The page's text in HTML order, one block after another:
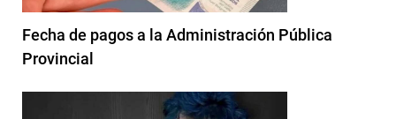
Fecha de pagos a la Administración Pública
Provincial